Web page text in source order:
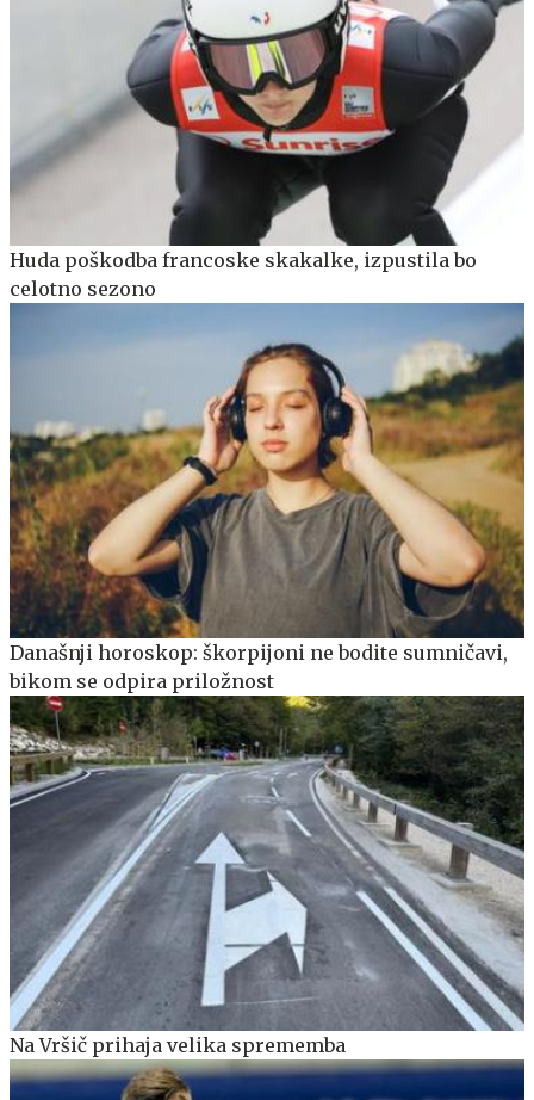
Huda poškodba francoske skakalke, izpustila bo
celotno sezono
Današnji horoskop: škorpijoni ne bodite sumničavi,
bikom se odpira priložnost
Na Vršič prihaja velika sprememba